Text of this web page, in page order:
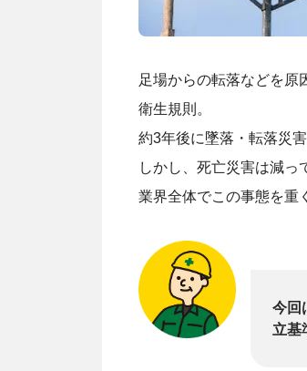
足場からの転落などを原
衛生規則。
約3年後に墜落・転落災
しかし、死亡災害は減っ
業界全体でこの事態を重
今回
立基